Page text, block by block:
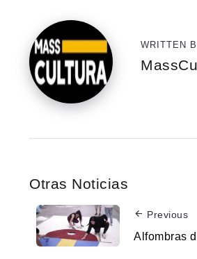
WRITTEN
Otras Noticias
Previous
Alfombras